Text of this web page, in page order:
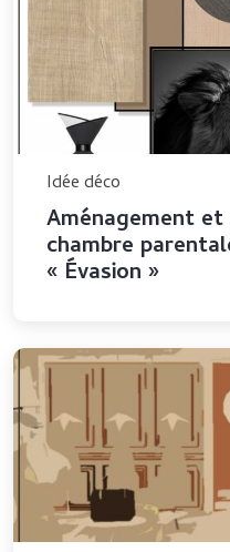
Idée déco
Aménagement
chambre
« Évasion »